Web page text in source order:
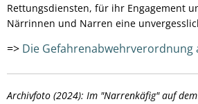
Rettungsdiensten, für ihr Engagement
Närrinnen und Narren eine
=> Die Gefahrenabwehrverordnung
Archivfoto (2024): Im "Narrenkäfig" auf